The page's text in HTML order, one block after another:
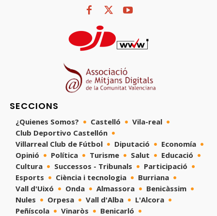
SECCIONS
¿Quienes Somos? Castelló
Vila-real
Club Deportivo Castellón
Villarreal Club de Fútbol
Diputació
Economía
Opinió
Política Turisme Salut
Educació
Cultura
Successos - Tribunals
Participació
Esports
Ciència i tecnologia
Burriana
Vall d'Uixó
Onda Almassora
Benicàssim
Nules
Orpesa Vall d'Alba
L'Alcora
Peñíscola
Vinaròs
Benicarló